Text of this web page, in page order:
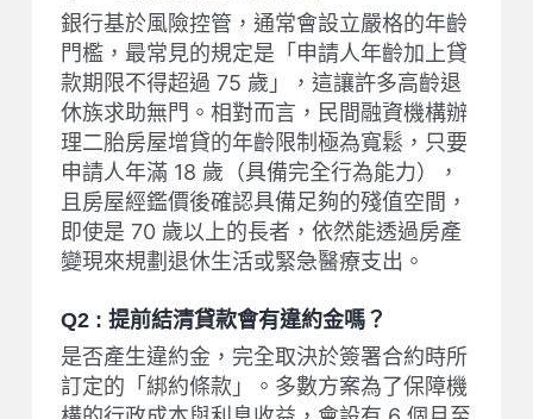
銀行基於風險控管，通常會設立嚴格的年齡
門檻，最常見的規定是「申請人年齡加上貸
款期限不得超過 75 歲」，這讓許多高齡退
休族求助無門。相對而言，民間融資機構辦
理二胎房屋增貸的年齡限制極為寬鬆，只要
申請人年滿 18 歲（具備完全行為能力），
且房屋經鑑價後確認具備足夠的殘值空間，
即使是 70 歲以上的長者，依然能透過房產
變現來規劃退休生活或緊急醫療支出。
Q2 : 提前結清貸款會有違約金嗎？
是否產生違約金，完全取決於簽署合約時所
訂定的「綁約條款」。多數方案為了保障機